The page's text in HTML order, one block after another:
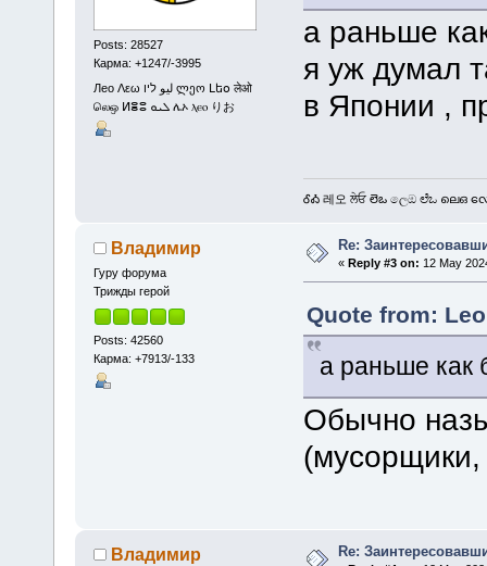
Posts: 28527
Карма: +1247/-3995
Лео Λεω ليو ליו ლეო Լեօ लेओ
லெஒ ⵍⴻⵓ ܠܝܘ ሌኦ ⲗⲉⲟ りお
а раньше
я уж думал
в Японии ,
ᎴᎣ 레오 ਲੇਓ లెఒ ලෙඔ ಲೆಒ ലെഒ လ
Владимир
Гуру форума
Трижды герой
Posts: 42560
Карма: +7913/-133
Re:
«Reply #3 on: 12 May
Quote from:
а раньше как
Обычно
(мусорщики,
Владимир Re: